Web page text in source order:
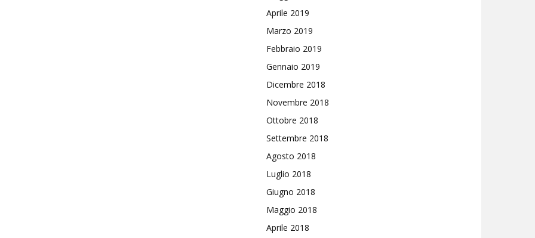
Aprile 2019
Marzo 2019
Febbraio 2019
Gennaio 2019
Dicembre 2018
Novembre 2018
Ottobre 2018
Settembre 2018
Agosto 2018
Luglio 2018
Giugno 2018
Maggio 2018
Aprile 2018